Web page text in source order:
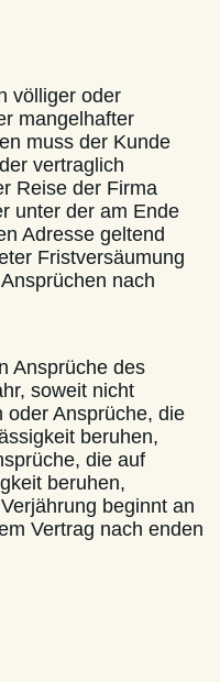
völliger oder
mangelhafter
muss der Kunde
vertraglich
Reise der Firma
unter der am Ende
Adresse geltend
Fristversäumung
nach
Ansprüche des
soweit nicht
oder Ansprüche, die
beruhen,
die auf
beruhen,
beginnt an
Vertrag nach enden